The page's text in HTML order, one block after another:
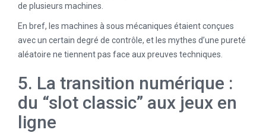
de plusieurs machines.
En bref, les machines à sous mécaniques étaient conçues
avec un certain degré de contrôle, et les mythes d’une pureté
aléatoire ne tiennent pas face aux preuves techniques.
5. La transition numérique :
du “slot classic” aux jeux en
ligne